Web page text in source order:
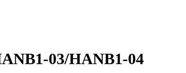
03/HANB1-04